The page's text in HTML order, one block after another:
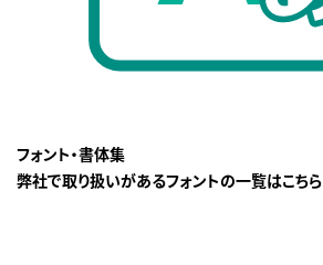
フォント・書体集
弊社で取り扱いがあるフォントの一覧はこちら